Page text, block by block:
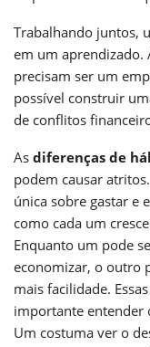
Trabalhando juntos,
em um aprendizado.
precisam ser um
possível construir
de conflitos
As diferenças de
podem causar
única sobre gastar e
como cada um
Enquanto um pode
economizar, o outro
mais facilidade.
importante entender
Um costuma ver o